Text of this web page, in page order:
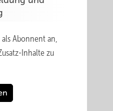
Abonnent an,
Inhalte zu